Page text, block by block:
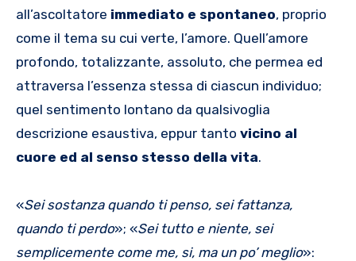
all’ascoltatore immediato e spontaneo, proprio
come il tema su cui verte, l’amore. Quell’amore
profondo, totalizzante, assoluto, che permea ed
attraversa l’essenza stessa di ciascun individuo;
quel sentimento lontano da qualsivoglia
descrizione esaustiva, eppur tanto vicino al
cuore ed al senso stesso della vita.
«Sei sostanza quando ti penso, sei fattanza,
quando ti perdo»; «Sei tutto e niente, sei
semplicemente come me, si, ma un po’ meglio»: